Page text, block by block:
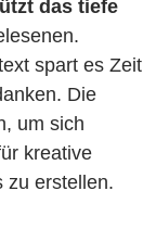
das tiefe
spart es Zeit
Die
um sich
kreative
zu erstellen.